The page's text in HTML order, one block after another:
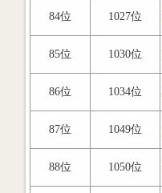
84位 1027位
85位 1030位
86位 1034位
87位 1049位
88位 1050位